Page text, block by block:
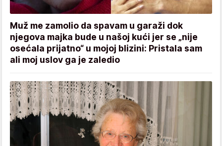
Muž me zamolio da spavam u garaži dok
njegova majka bude u našoj kući jer se „nije
osećala prijatno“ u mojoj blizini: Pristala sam
ali moj uslov ga je zaledio